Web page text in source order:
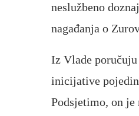
neslužbeno
nagađanja o
Iz Vlade
inicijative
Podsjetimo, on